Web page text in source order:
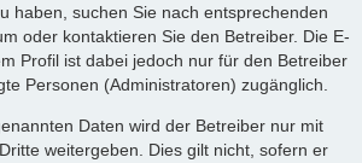
haben, suchen Sie nach entsprechenden
oder kontaktieren Sie den Betreiber. Die E-
Profil ist dabei jedoch nur für den Betreiber
Personen (Administratoren) zugänglich.
Daten wird der Betreiber nur mit
weitergeben. Dies gilt nicht, sofern er